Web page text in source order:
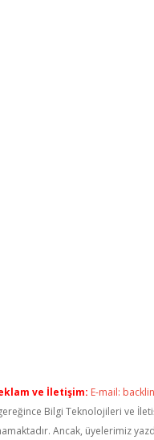
ve İletişim: E-mail:
gereğince Bilgi Teknolojileri ve
Ancak, üyelerimiz